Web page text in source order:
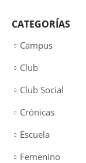
CATEGORÍAS
Campus
Club
Club Social
Crónicas
Escuela
Femenino